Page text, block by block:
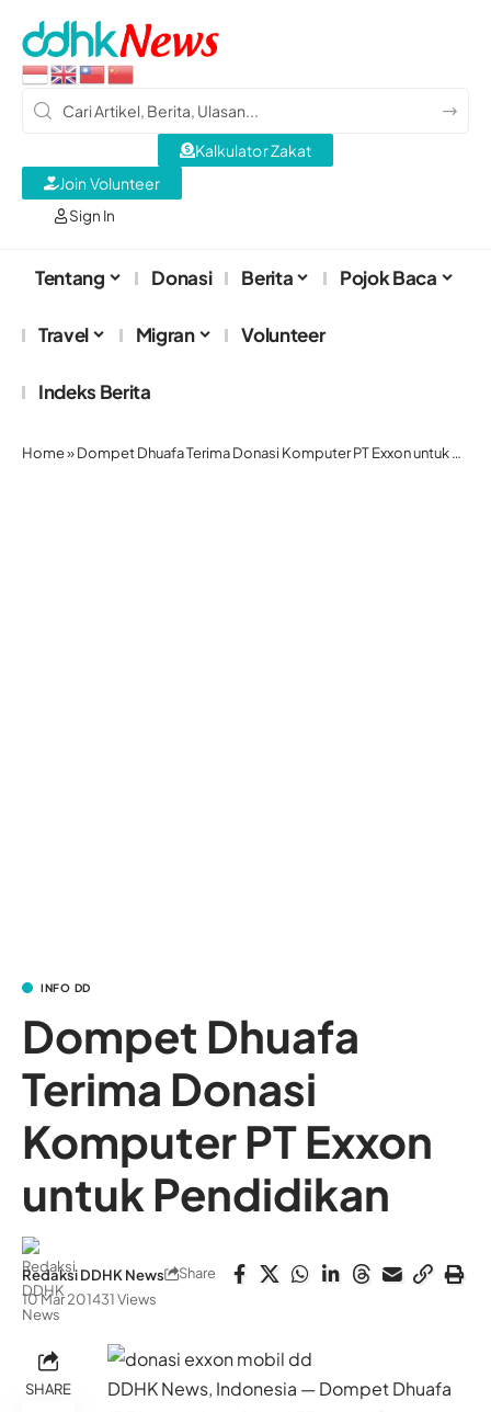
Sign In
Kalkulator Zakat
Join Volunteer
Tentang Donasi Berita Pojok Baca
Travel Migran Volunteer
Indeks Berita
Home»Dompet Dhuafa Terima Donasi Komputer PT Exxon untuk Pendidikan
INFO DD
Dompet Dhuafa
Terima Donasi
Komputer PT Exxon
untuk Pendidikan
Redaksi DDHK News
10 Mar 201431 Views
Share
SHARE
DDHK News, Indonesia — Dompet Dhuafa